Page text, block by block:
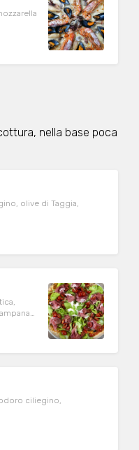
nella base poca
olive di Taggia,
ciliegino,